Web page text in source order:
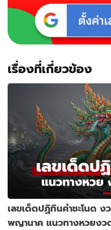
เรื่องที่เกี่ยวข้อง
เลขเด็ดปฏิทินคำชะโนด
พญานาค แนวทางหวยงว